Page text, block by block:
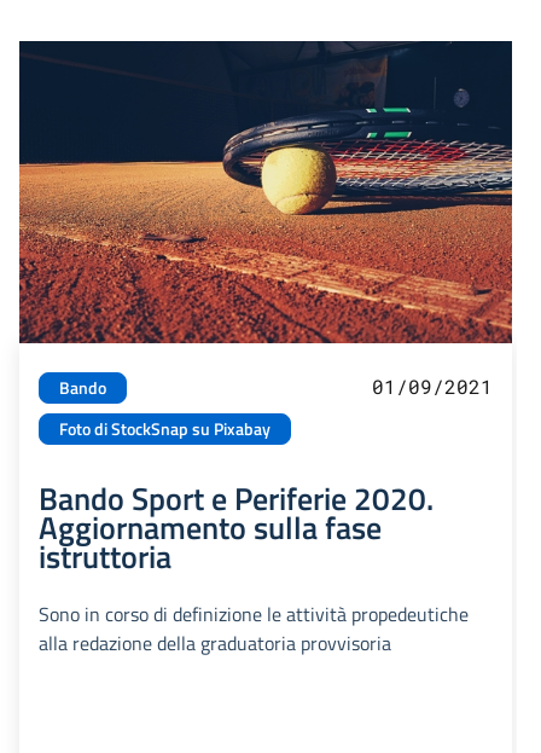
Bando
Foto di StockSnap su Pixabay
01/09/2021
Bando Sport e Periferie 2020.
Aggiornamento sulla fase
istruttoria
Sono in corso di definizione le attività propedeutiche
alla redazione della graduatoria provvisoria